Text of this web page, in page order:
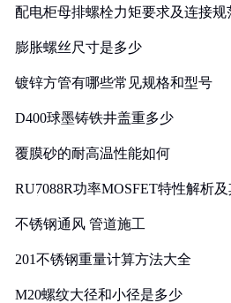
配电柜母排螺栓力矩要求及连接规
膨胀螺丝尺寸是多少
镀锌方管有哪些常见规格和型号
D400球墨铸铁井盖重多少
覆膜砂的耐高温性能如何
RU7088R功率MOSFET特性解析
不锈钢通风 管道施工
201不锈钢重量计算方法大全
M20螺纹大径和小径是多少